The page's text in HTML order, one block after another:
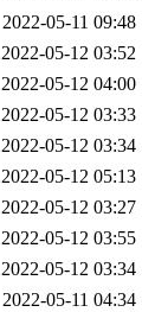
2022-05-11 09:48
2022-05-12 03:52
2022-05-12 04:00
2022-05-12 03:33
2022-05-12 03:34
2022-05-12 05:13
2022-05-12 03:27
2022-05-12 03:55
2022-05-12 03:34
2022-05-11 04:34